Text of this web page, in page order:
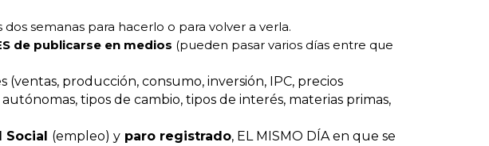
semanas para hacerlo o para volver a verla.
de publicarse en medios (pueden pasar varios días entre que
(ventas, producción, consumo, inversión, IPC, precios
tipos de cambio, tipos de interés, materias primas,
(empleo) y paro registrado, EL MISMO DÍA en que se